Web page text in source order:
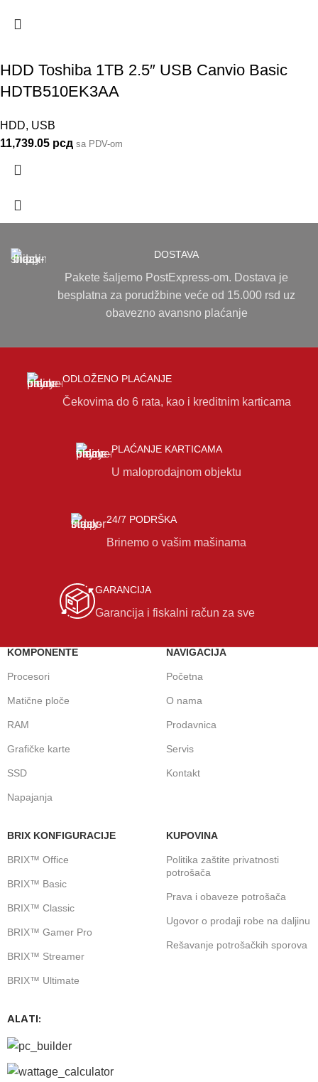
HDD Toshiba 1TB 2.5″ USB Canvio Basic
HDTB510EK3AA
HDD, USB
11,739.05 рсд sa PDV-om
DOSTAVA
Pakete šaljemo PostExpress-om. Dostava je
besplatna za porudžbine veće od 15.000 rsd uz
obavezno avansno plaćanje
ODLOŽENO PLAĆANJE
Čekovima do 6 rata, kao i kreditnim karticama
PLAĆANJE KARTICAMA
U maloprodajnom objektu
24/7 PODRŠKA
Brinemo o vašim mašinama
GARANCIJA
Garancija i fiskalni račun za sve
KOMPONENTE
Procesori
Matične ploče
RAM
Grafičke karte
SSD
Napajanja
NAVIGACIJA
Početna
O nama
Prodavnica
Servis
Kontakt
BRIX KONFIGURACIJE
BRIX™ Office
BRIX™ Basic
BRIX™ Classic
BRIX™ Gamer Pro
BRIX™ Streamer
BRIX™ Ultimate
KUPOVINA
Politika zaštite privatnosti
potrošača
Prava i obaveze potrošača
Ugovor o prodaji robe na daljinu
Rešavanje potrošačkih sporova
ALATI: